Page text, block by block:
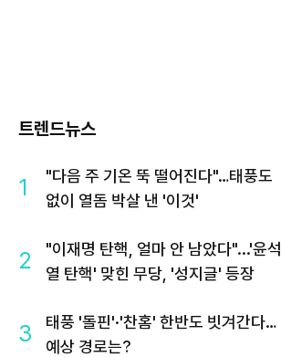
트렌드뉴스
1
"다음 주 기온 뚝 떨어진다"…태풍도
없이 열돔 박살 낸 '이것'
2
"이재명 탄핵, 얼마 안 남았다"...'윤석
열 탄핵' 맞힌 무당, '성지글' 등장
3
태풍 '돌핀'·'찬홈' 한반도 빗겨간다…
예상 경로는?